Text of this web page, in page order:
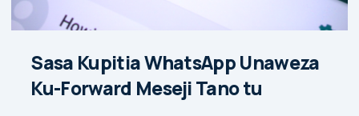
Sasa Kupitia WhatsApp Unaweza
Ku-Forward Meseji Tano tu